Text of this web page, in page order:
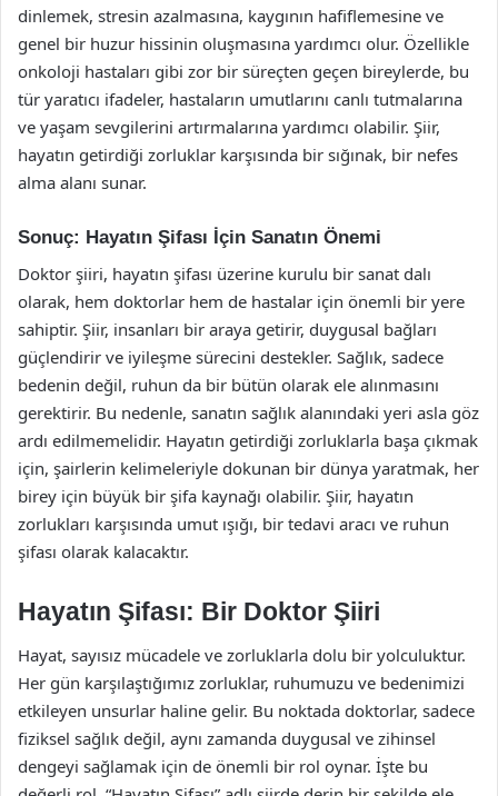
dinlemek, stresin azalmasına, kaygının hafiflemesine ve
genel bir huzur hissinin oluşmasına yardımcı olur. Özellikle
onkoloji hastaları gibi zor bir süreçten geçen bireylerde, bu
tür yaratıcı ifadeler, hastaların umutlarını canlı tutmalarına
ve yaşam sevgilerini artırmalarına yardımcı olabilir. Şiir,
hayatın getirdiği zorluklar karşısında bir sığınak, bir nefes
alma alanı sunar.
Sonuç: Hayatın Şifası İçin Sanatın Önemi
Doktor şiiri, hayatın şifası üzerine kurulu bir sanat dalı
olarak, hem doktorlar hem de hastalar için önemli bir yere
sahiptir. Şiir, insanları bir araya getirir, duygusal bağları
güçlendirir ve iyileşme sürecini destekler. Sağlık, sadece
bedenin değil, ruhun da bir bütün olarak ele alınmasını
gerektirir. Bu nedenle, sanatın sağlık alanındaki yeri asla göz
ardı edilmemelidir. Hayatın getirdiği zorluklarla başa çıkmak
için, şairlerin kelimeleriyle dokunan bir dünya yaratmak, her
birey için büyük bir şifa kaynağı olabilir. Şiir, hayatın
zorlukları karşısında umut ışığı, bir tedavi aracı ve ruhun
şifası olarak kalacaktır.
Hayatın Şifası: Bir Doktor Şiiri
Hayat, sayısız mücadele ve zorluklarla dolu bir yolculuktur.
Her gün karşılaştığımız zorluklar, ruhumuzu ve bedenimizi
etkileyen unsurlar haline gelir. Bu noktada doktorlar, sadece
fiziksel sağlık değil, aynı zamanda duygusal ve zihinsel
dengeyi sağlamak için de önemli bir rol oynar. İşte bu